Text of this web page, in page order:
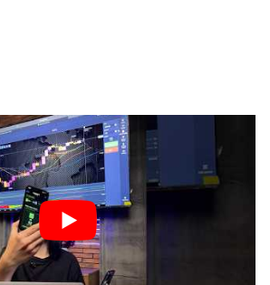
#ForexTrade
👉 🔥
🔥
signals, training and help from me